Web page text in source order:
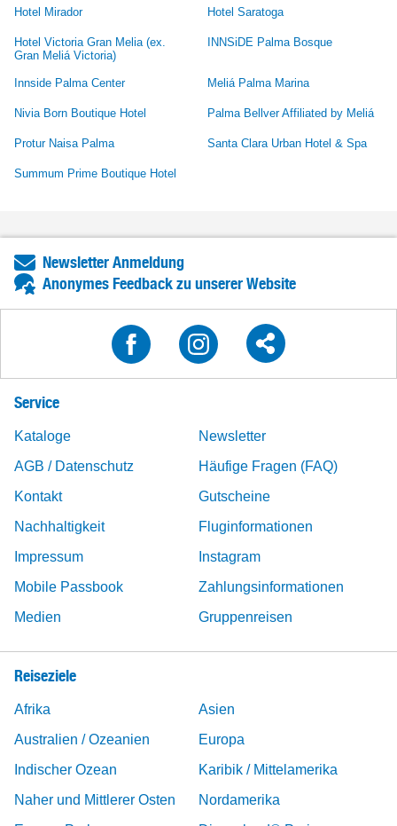
Hotel Mirador Hotel Saratoga
Hotel Victoria Gran Melia (ex.
Gran Meliá Victoria)
INNSiDE Palma Bosque
Innside Palma Center Meliá Palma Marina
Nivia Born Boutique Hotel Palma Bellver Affiliated by Meliá
Protur Naisa Palma Santa Clara Urban Hotel & Spa
Summum Prime Boutique Hotel
Newsletter Anmeldung
Anonymes Feedback zu unserer Website
Service
Kataloge
Newsletter
AGB / Datenschutz
Häufige Fragen (FAQ)
Kontakt
Gutscheine
Nachhaltigkeit
Fluginformationen
Impressum
Instagram
Mobile Passbook
Zahlungsinformationen
Medien
Gruppenreisen
Reiseziele
Afrika
Asien
Australien / Ozeanien
Europa
Indischer Ozean
Karibik / Mittelamerika
Naher und Mittlerer Osten
Nordamerika